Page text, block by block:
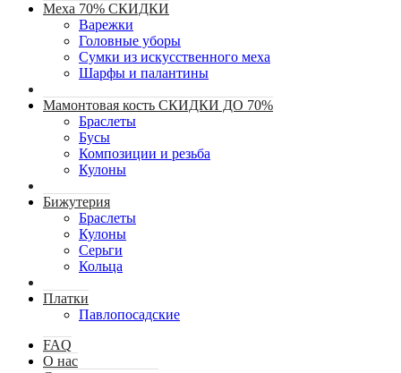
Меха 70% СКИДКИ
Варежки
Головные уборы
Сумки из искусственного меха
Шарфы и палантины
Мамонтовая кость СКИДКИ ДО 70%
Браслеты
Бусы
Композиции и резьба
Кулоны
Бижутерия
Браслеты
Кулоны
Серьги
Кольца
Платки
Павлопосадские
FAQ
О нас